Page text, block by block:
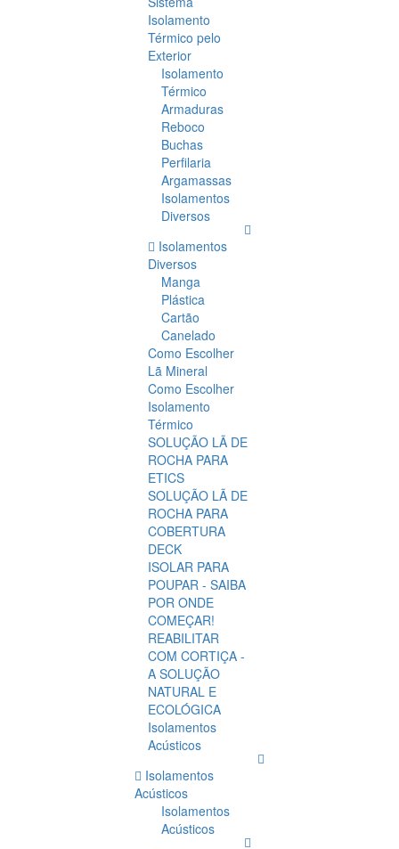
Isolamento
Térmico pelo
Exterior
Isolamento
Térmico
Armaduras
Reboco
Buchas
Perfilaria
Argamassas
Isolamentos
Diversos
Isolamentos
Diversos
Manga
Plástica
Cartão
Canelado
Como Escolher
Lã Mineral
Como Escolher
Isolamento
Térmico
SOLUÇÃO LÃ DE
ROCHA PARA
ETICS
SOLUÇÃO LÃ DE
ROCHA PARA
COBERTURA
DECK
ISOLAR PARA
POUPAR - SAIBA
POR ONDE
COMEÇAR!
REABILITAR
COM CORTIÇA -
A SOLUÇÃO
NATURAL E
ECOLÓGICA
Isolamentos
Acústicos
Isolamentos
Acústicos
Isolamentos
Acústicos